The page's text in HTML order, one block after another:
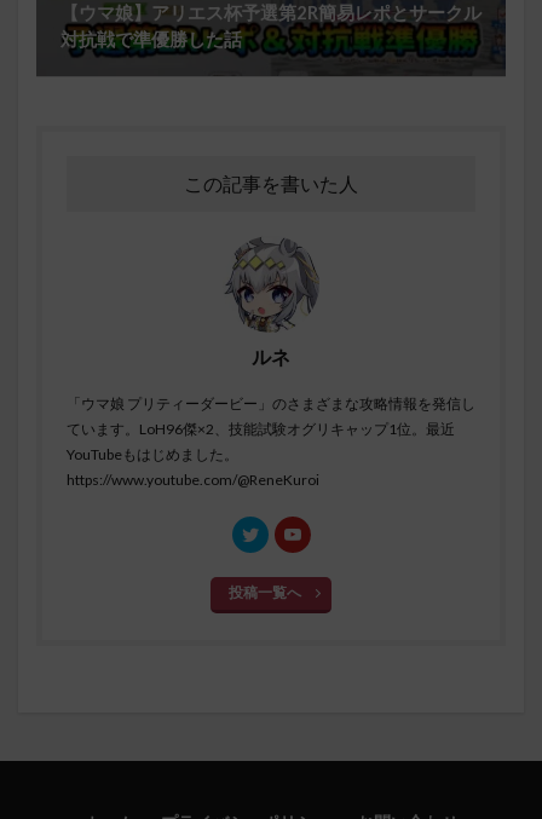
【ウマ娘】アリエス杯予選第2R簡易レポとサークル
対抗戦で準優勝した話
この記事を書いた人
ルネ
「ウマ娘 プリティーダービー」のさまざまな攻略情報を発信し
ています。LoH96傑×2、技能試験オグリキャップ1位。最近
YouTubeもはじめました。
https://www.youtube.com/@ReneKuroi
投稿一覧へ